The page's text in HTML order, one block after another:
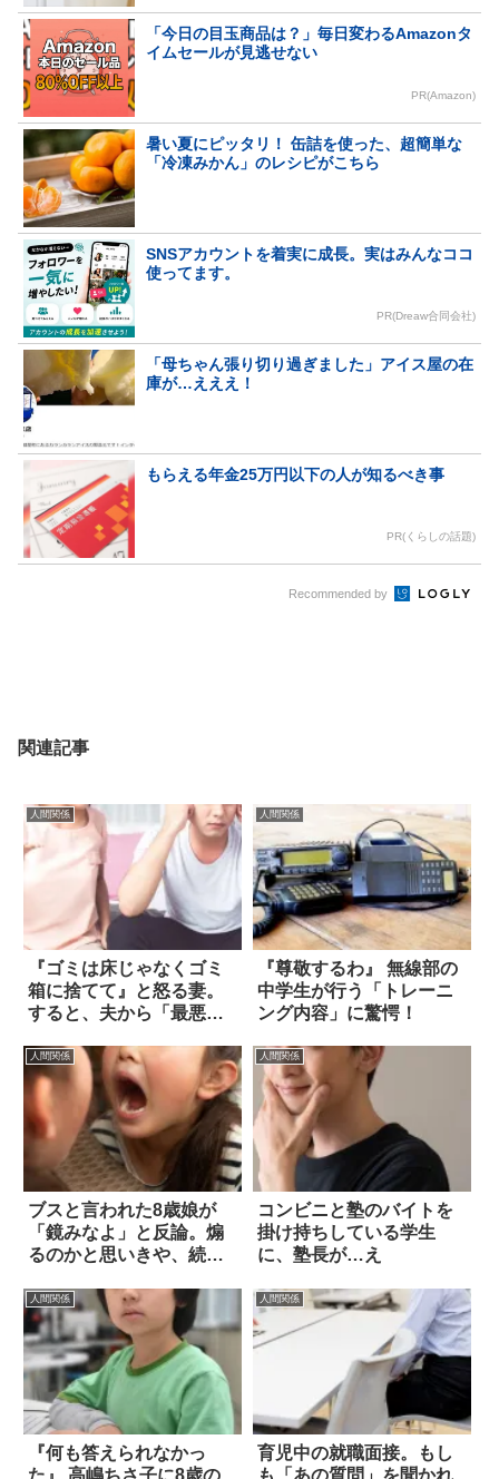
「今日の目玉商品は？」毎日変わるAmazonタ
イムセールが見逃せない
PR(Amazon)
暑い夏にピッタリ！ 缶詰を使った、超簡単な
「冷凍みかん」のレシピがこちら
SNSアカウントを着実に成長。実はみんなココ
使ってます。
PR(Dreaw合同会社)
「母ちゃん張り切り過ぎました」アイス屋の在
庫が…えええ！
もらえる年金25万円以下の人が知るべき事
PR(くらしの話題)
Recommended by
関連記事
人間関係
『ゴミは床じゃなくゴミ
箱に捨てて』と怒る妻。
すると、夫から「最悪の
人間関係
『尊敬するわ』 無線部の
中学生が行う「トレーニ
ング内容」に驚愕！
人間関係
ブスと言われた8歳娘が
「鏡みなよ」と反論。煽
るのかと思いきや、続き
人間関係
コンビニと塾のバイトを
掛け持ちしている学生
に、塾長が…え
人間関係
『何も答えられなかっ
た』 高嶋ちさ子に8歳の
人間関係
育児中の就職面接。もし
も「あの質問」を聞かれ